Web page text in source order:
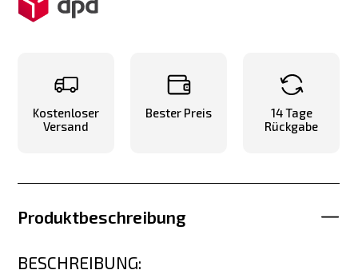
Kostenloser
Versand
Bester Preis
14 Tage
Rückgabe
Produktbeschreibung
BESCHREIBUNG: